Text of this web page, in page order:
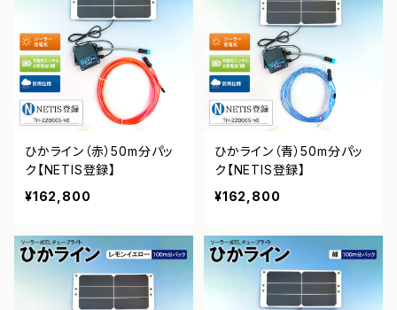
ひかライン（赤）50m分パッ
ク【NETIS登録】
¥162,800
ひかライン（青）50m分パッ
ク【NETIS登録】
¥162,800